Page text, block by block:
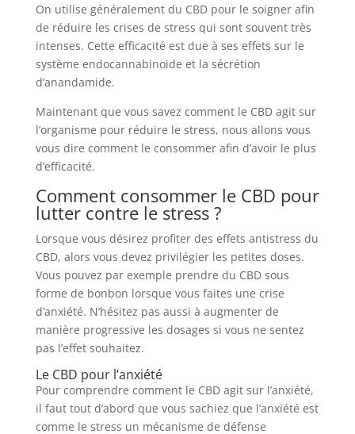
On utilise généralement du CBD pour le soigner afin
de réduire les crises de stress qui sont souvent très
intenses. Cette efficacité est due à ses effets sur le
système endocannabinoide et la sécrétion
d’anandamide.
Maintenant que vous savez comment le CBD agit sur
l’organisme pour réduire le stress, nous allons vous
vous dire comment le consommer afin d’avoir le plus
d’efficacité.
Comment consommer le CBD pour
lutter contre le stress ?
Lorsque vous désirez profiter des effets antistress du
CBD, alors vous devez privilégier les petites doses.
Vous pouvez par exemple prendre du CBD sous
forme de bonbon lorsque vous faites une crise
d’anxiété. N’hésitez pas aussi à augmenter de
manière progressive les dosages si vous ne sentez
pas l’effet souhaitez.
Le CBD pour l’anxiété
Pour comprendre comment le CBD agit sur l’anxiété,
il faut tout d’abord que vous sachiez que l’anxiété est
comme le stress un mécanisme de défense